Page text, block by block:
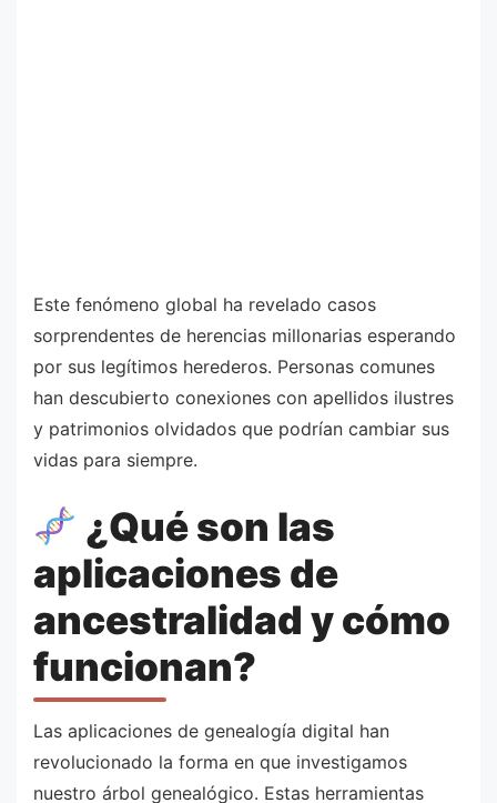
Este fenómeno global ha revelado casos
sorprendentes de herencias millonarias esperando
por sus legítimos herederos. Personas comunes
han descubierto conexiones con apellidos ilustres
y patrimonios olvidados que podrían cambiar sus
vidas para siempre.
¿Qué son las
aplicaciones de
ancestralidad y cómo
funcionan?
Las aplicaciones de genealogía digital han
revolucionado la forma en que investigamos
nuestro árbol genealógico. Estas herramientas